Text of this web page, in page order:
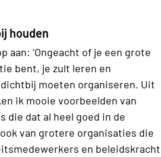
houden
aan: ‘Ongeacht of je een grote
bent, je zult leren en
moeten organiseren. Uit
ik mooie voorbeelden van
die dat al heel goed in de
van grotere organisaties die
en beleidskracht